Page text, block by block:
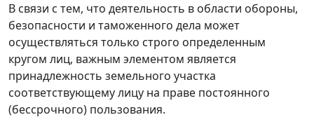
В связи с тем, что деятельность в области обороны,
безопасности и таможенного дела может
осуществляться только строго определенным
кругом лиц, важным элементом является
принадлежность земельного участка
соответствующему лицу на праве постоянного
(бессрочного) пользования.